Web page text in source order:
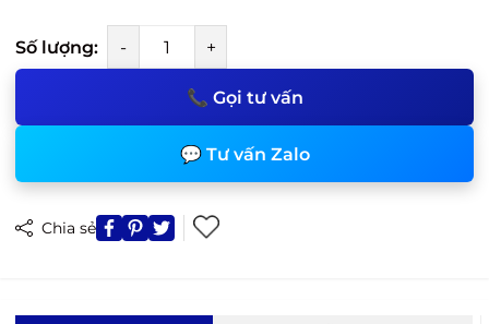
Số lượng: - +
📞 Gọi tư vấn
💬 Tư vấn Zalo
Chia sẻ